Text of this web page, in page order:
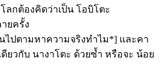
ลกต้องคิดว่าเป็น โอบิโตะ
ยครั้ง
ไปตามหาความจริงทำไม*] และคา
ยวกับ นางาโตะ ด้วยซ้ำ หรือจะ น้อย